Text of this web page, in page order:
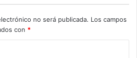
no será publicada. Los campos
con *